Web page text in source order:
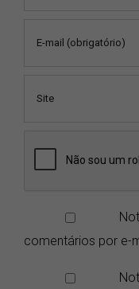
comentários por e-